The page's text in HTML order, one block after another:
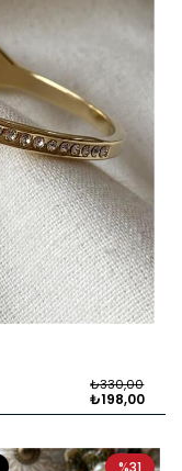
₺198,00
₺330,00
%31